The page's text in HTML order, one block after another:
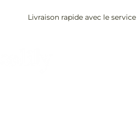
Livraison rapide avec le